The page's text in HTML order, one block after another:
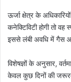
ऊर्जा क्षेत्र के
कनेक्टिविटी होगी तो वह
इससे लंबी अवधि में गैस
विशेषज्ञों के अनुसार,
केवल कुछ दिनों की जरूरत